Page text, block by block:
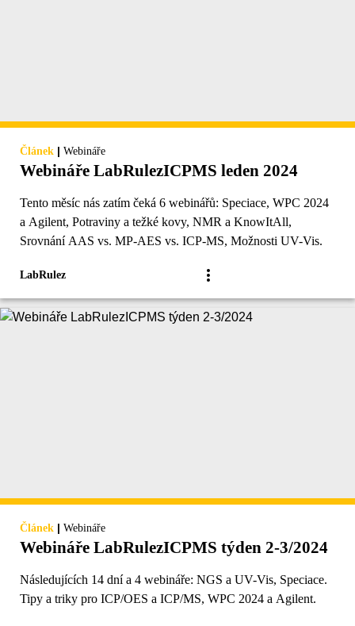
Článek | Webináře
Webináře LabRulezICPMS leden 2024
Tento měsíc nás zatím čeká 6 webinářů: Speciace, WPC 2024
a Agilent, Potraviny a težké kovy, NMR a KnowItAll,
Srovnání AAS vs. MP-AES vs. ICP-MS, Možnosti UV-Vis.
LabRulez
Článek | Webináře
Webináře LabRulezICPMS týden 2-3/2024
Následujících 14 dní a 4 webináře: NGS a UV-Vis, Speciace.
Tipy a triky pro ICP/OES a ICP/MS, WPC 2024 a Agilent.